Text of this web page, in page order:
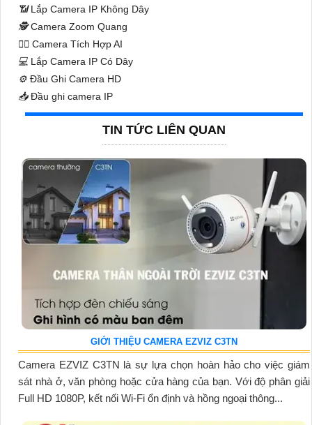
📶Lắp Camera IP Không Dây
🕵️Camera Zoom Quang
🧛‍♀️ Camera Tích Hợp AI
💻 Lắp Camera IP Có Dây
⚙️ Đầu Ghi Camera HD
📥Đầu ghi camera IP
TIN TỨC LIÊN QUAN
GIỚI THIỆU CAMERA EZVIZ C3TN
Camera EZVIZ C3TN là sự lựa chọn hoàn hảo cho việc giám
sát nhà ở, văn phòng hoặc cửa hàng của bạn. Với độ phân giải
Full HD 1080P, kết nối Wi-Fi ổn định và hồng ngoại thông...